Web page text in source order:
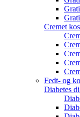
Cremet
Fedt- og
Diabetes